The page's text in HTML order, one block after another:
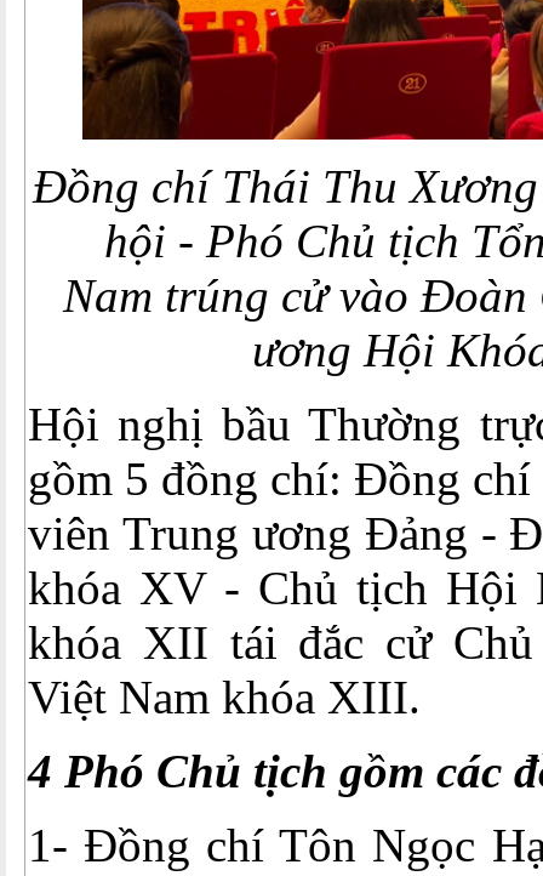
Đồng chí Thái Thu
hội - Phó Chủ tịch
Nam trúng cử vào Đoàn
ương Hội
Hội nghị bầu Thường
gồm 5 đồng chí: Đồng
viên Trung ương Đảng -
khóa XV - Chủ tịch Hội
khóa XII tái đắc cử
Việt Nam khóa XIII.
4 Phó Chủ tịch gồm các
1- Đồng chí Tôn Ngọc